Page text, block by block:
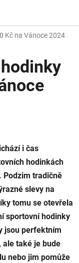
Kč na Vánoce 2024
i čas
hodinkách
Podzim tradičně
slevy na
tomu se otevřela
sportovní hodinky
jsou perfektním
ale také je bude
nebo jim pomůže